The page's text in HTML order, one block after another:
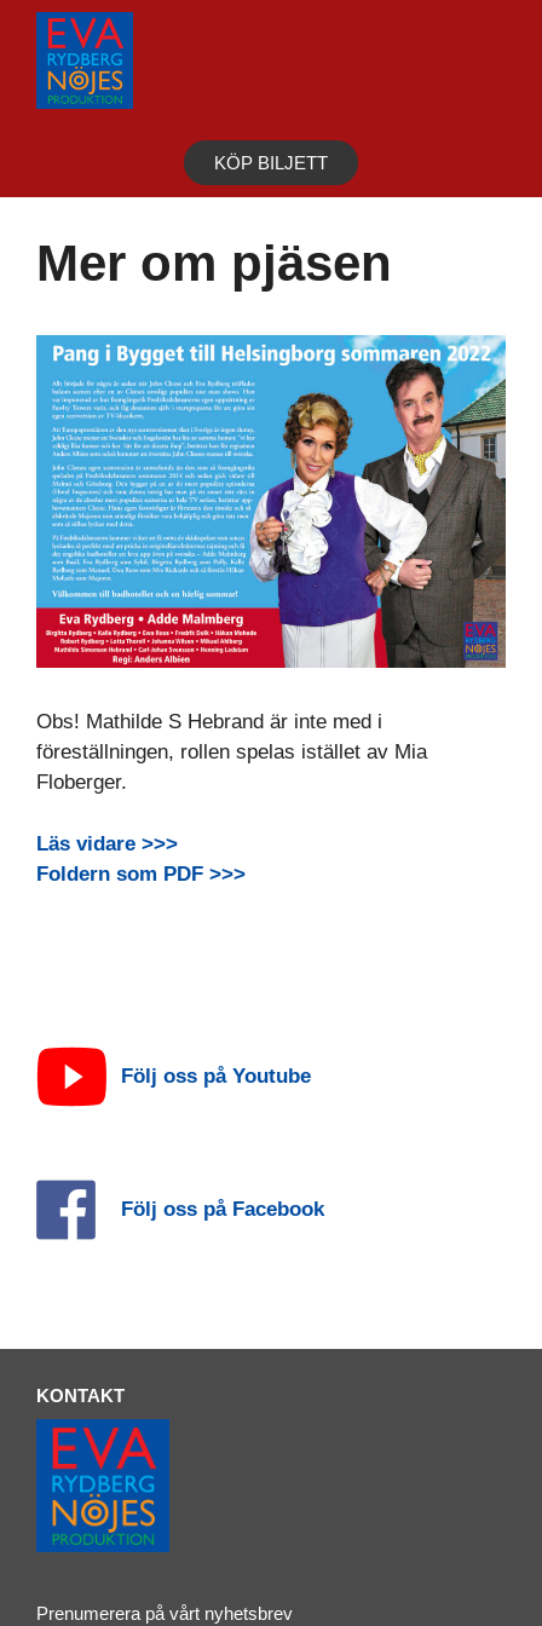
Hoppa
innehåll
KÖP BILJETT
Mer om pjäsen
Obs! Mathilde S Hebrand är inte med i
föreställningen, rollen spelas istället av Mia
Floberger.
Läs vidare >>>
Foldern som PDF >>>
Följ oss på Youtube
Följ oss på Facebook
KONTAKT
Prenumerera på vårt nyhetsbrev